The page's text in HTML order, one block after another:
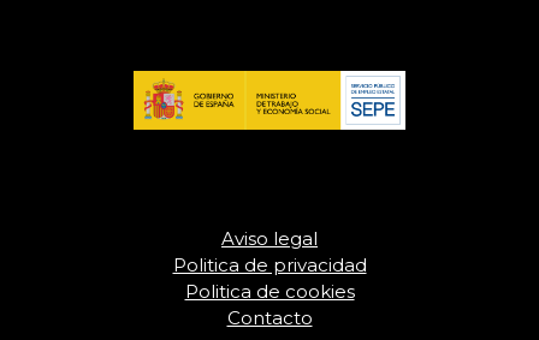
Aviso legal
Politica de privacidad
Politica de cookies
Contacto